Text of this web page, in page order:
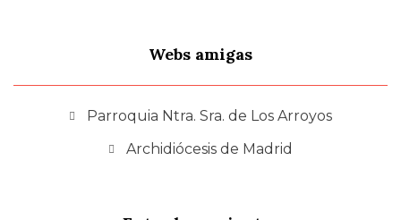
Webs amigas
Parroquia Ntra. Sra. de Los Arroyos
Archidiócesis de Madrid